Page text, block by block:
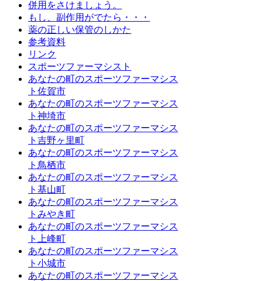
併用をさけましょう。
もし、副作用がでたら・・・
薬の正しい保管のしかた
参考資料
リンク
スポーツファーマシスト
あなたの町のスポーツファーマシス
ト佐賀市
あなたの町のスポーツファーマシス
ト神埼市
あなたの町のスポーツファーマシス
ト吉野ヶ里町
あなたの町のスポーツファーマシス
ト鳥栖市
あなたの町のスポーツファーマシス
ト基山町
あなたの町のスポーツファーマシス
トみやき町
あなたの町のスポーツファーマシス
ト上峰町
あなたの町のスポーツファーマシス
ト小城市
あなたの町のスポーツファーマシス